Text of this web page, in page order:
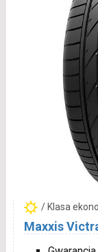
/ Klasa
Maxxis